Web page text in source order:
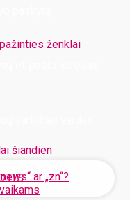
ženklai
šiandien
ar „zn“?
paskyrą